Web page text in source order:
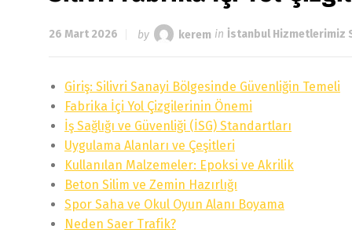
26 Mart 2026 by kerem in İstanbul Hizmetlerimiz
Giriş: Silivri Sanayi Bölgesinde Güvenliğin Temeli
Fabrika İçi Yol Çizgilerinin Önemi
İş Sağlığı ve Güvenliği (İSG) Standartları
Uygulama Alanları ve Çeşitleri
Kullanılan Malzemeler: Epoksi ve Akrilik
Beton Silim ve Zemin Hazırlığı
Spor Saha ve Okul Oyun Alanı Boyama
Neden Saer Trafik?